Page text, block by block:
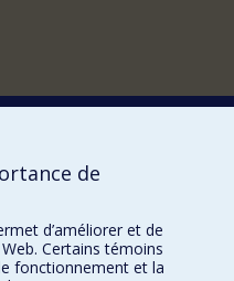
de
d’améliorer et de
Certains témoins
fonctionnement et la